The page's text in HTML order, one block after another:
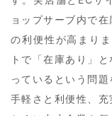
ョップサーブ内で
の利便性が高まり
トで「在庫あり」
っているという問
手軽さと利便性、充